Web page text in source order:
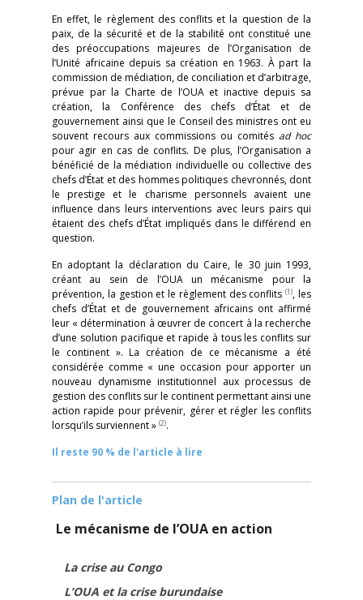
En effet, le règlement des conflits et la question de la
paix, de la sécurité et de la stabilité ont constitué une
des préoccupations majeures de l’Organisation de
l’Unité africaine depuis sa création en 1963. À part la
commission de médiation, de conciliation et d’arbitrage,
prévue par la Charte de l’OUA et inactive depuis sa
création, la Conférence des chefs d’État et de
gouvernement ainsi que le Conseil des ministres ont eu
souvent recours aux commissions ou comités ad hoc
pour agir en cas de conflits. De plus, l’Organisation a
bénéficié de la médiation individuelle ou collective des
chefs d’État et des hommes politiques chevronnés, dont
le prestige et le charisme personnels avaient une
influence dans leurs interventions avec leurs pairs qui
étaient des chefs d’État impliqués dans le différend en
question.
En adoptant la déclaration du Caire, le 30 juin 1993,
créant au sein de l’OUA un mécanisme pour la
prévention, la gestion et le règlement des conflits(1), les
chefs d’État et de gouvernement africains ont affirmé
leur « détermination à œuvrer de concert à la recherche
d’une solution pacifique et rapide à tous les conflits sur
le continent ». La création de ce mécanisme a été
considérée comme « une occasion pour apporter un
nouveau dynamisme institutionnel aux processus de
gestion des conflits sur le continent permettant ainsi une
action rapide pour prévenir, gérer et régler les conflits
lorsqu’ils surviennent » (2).
Il reste 90 % de l'article à lire
Plan de l'article
Le mécanisme de l’OUA en action
La crise au Congo
L’OUA et la crise burundaise